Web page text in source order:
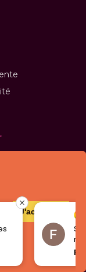
Paris
une formation sur la
vivement ce
aux apprenants
était dès
7 Juillet
J'accepte !